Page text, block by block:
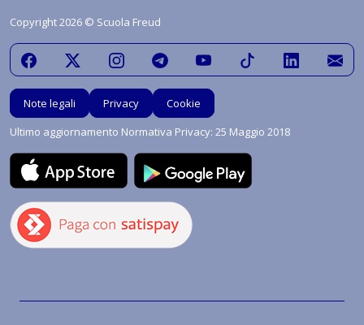
Copyright 2026 © Scuola Freud
Note legali Privacy
Cookie
Ultimo aggiornamento Normativa Privacy: 25 Maggio 2018